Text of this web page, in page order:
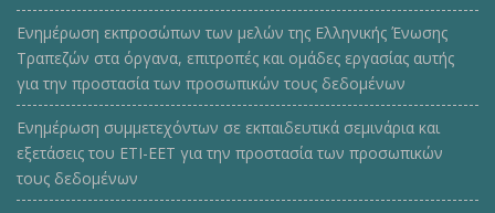
Ενημέρωση εκπροσώπων των μελών της Ελληνικής Ένωσης
Τραπεζών στα όργανα, επιτροπές και ομάδες εργασίας αυτής
για την προστασία των προσωπικών τους δεδομένων
Ενημέρωση συμμετεχόντων σε εκπαιδευτικά σεμινάρια και
εξετάσεις του ΕΤΙ-ΕΕΤ για την προστασία των προσωπικών
τους δεδομένων